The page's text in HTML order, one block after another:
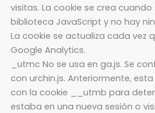
visitas. La cookie se crea
biblioteca JavaScript y no hay
La cookie se actualiza cada vez
Google Analytics.
_utmc No se usa en ga.js. Se
con urchin.js. Anteriormente,
con la cookie __utmb para
estaba en una nueva sesión o